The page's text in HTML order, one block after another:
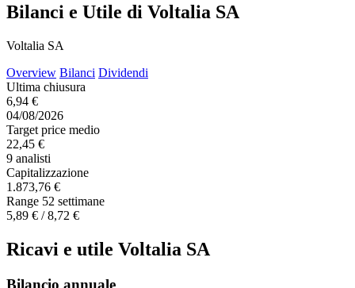
Bilanci e Utile di Voltalia SA
Voltalia SA
Overview Bilanci Dividendi
Ultima chiusura
6,94 €
04/08/2026
Target price medio
22,45 €
9 analisti
Capitalizzazione
1.873,76 €
Range 52 settimane
5,89 € / 8,72 €
Ricavi e utile Voltalia SA
Bilancio annuale